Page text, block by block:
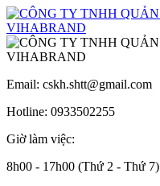
Email: cskh.shtt@gmail.com
Hotline: 0933502255
Giờ làm việc:
8h00 - 17h00 (Thứ 2 - Thứ 7)